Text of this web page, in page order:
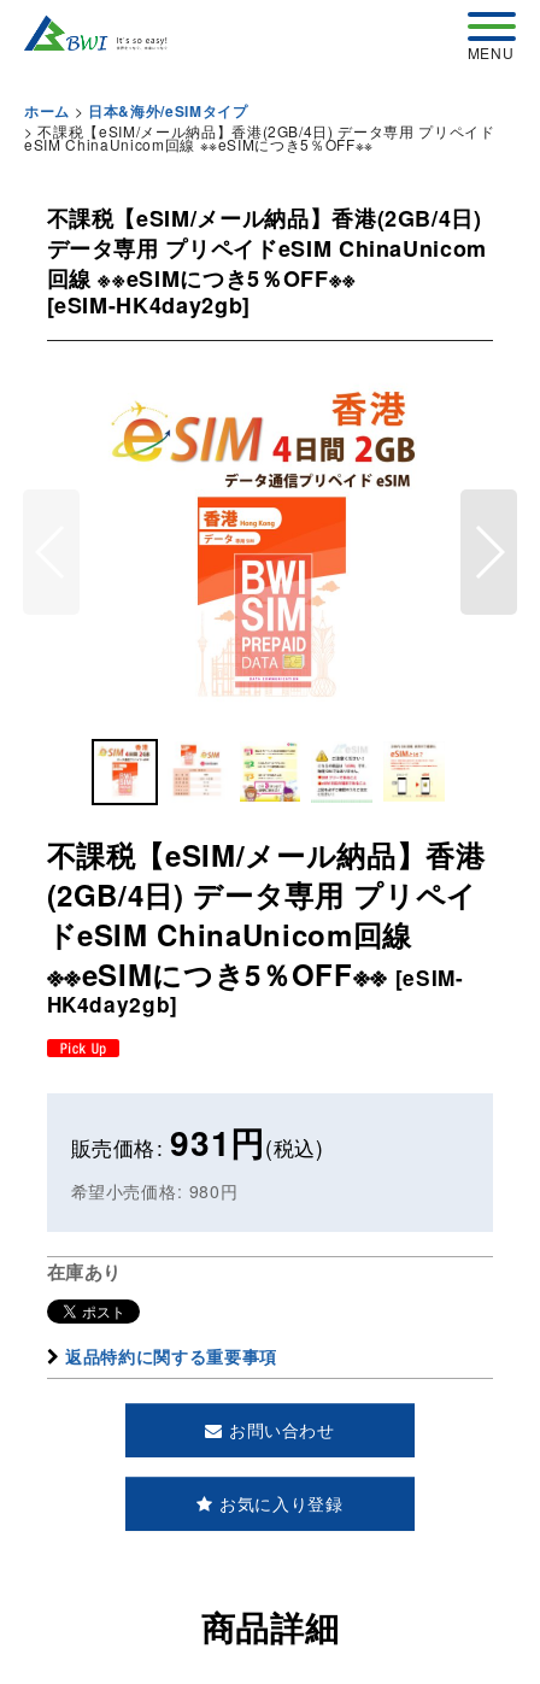
ホーム > 日本&海外/eSIMタイプ
> 不課税【eSIM/メール納品】香港(2GB/4日) データ専用 プリペイド
eSIM ChinaUnicom回線 ※※eSIMにつき5％OFF※※
不課税【eSIM/メール納品】香港(2GB/4日)
データ専用 プリペイドeSIM ChinaUnicom
回線 ※※eSIMにつき5％OFF※※
[eSIM-HK4day2gb]
不課税【eSIM/メール納品】香港
(2GB/4日) データ専用 プリペイ
ドeSIM ChinaUnicom回線
※※eSIMにつき5％OFF※※ [eSIM-
HK4day2gb]
販売価格: 931円(税込)
希望小売価格: 980円
在庫あり
返品特約に関する重要事項
お問い合わせ
お気に入り登録
商品詳細